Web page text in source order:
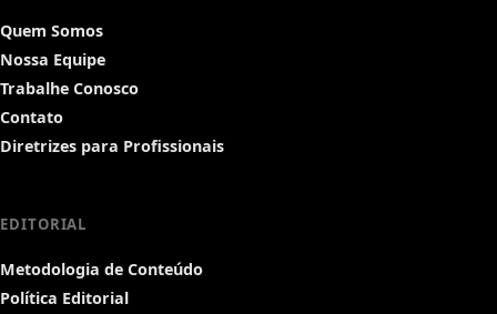
Quem Somos
Nossa Equipe
Trabalhe Conosco
Contato
Diretrizes para Profissionais
EDITORIAL
Metodologia de Conteúdo
Política Editorial